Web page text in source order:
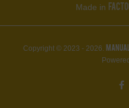
Made in
Copyright © 2023 - 2026.